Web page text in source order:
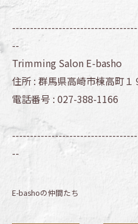
--
Trimming Salon E-basho
住所 : 群馬県高崎市棟高町１
電話番号 : 027-388-1166
--
E-bashoの仲間たち